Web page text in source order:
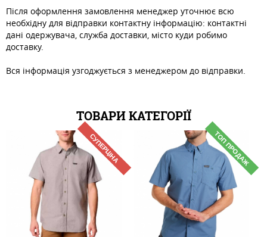
Після оформлення замовлення менеджер уточнює всю
необхідну для відправки контактну інформацію: контактні
дані одержувача, служба доставки, місто куди робимо
доставку.
Вся інформація узгоджується з менеджером до відправки.
ТОВАРИ КАТЕГОРІЇ
СУПЕРЦІНА ТОП ПРОДАЖ